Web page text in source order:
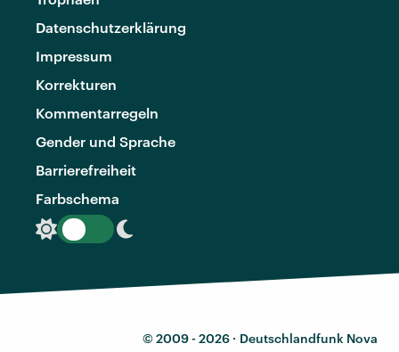
Datenschutzerklärung
Impressum
Korrekturen
Kommentarregeln
Gender und Sprache
Barrierefreiheit
Farbschema
© 2009 - 2026 · Deutschlandfunk Nova